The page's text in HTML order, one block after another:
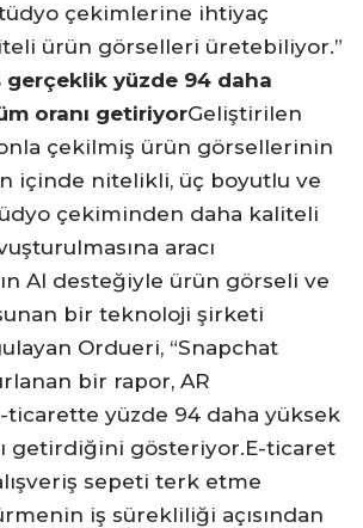
çekimlerine ihtiyaç
ürün görselleri üretebiliyor.”
gerçeklik yüzde 94 daha
oranı getiriyorGeliştirilen
çekilmiş ürün görsellerinin
içinde nitelikli, üç boyutlu ve
çekiminden daha kaliteli
aracı
AI desteğiyle ürün görseli ve
bir teknoloji şirketi
Ordueri, “Snapchat
bir rapor, AR
yüzde 94 daha yüksek
getirdiğini gösteriyor.E-ticaret
sepeti terk etme
iş sürekliliği açısından